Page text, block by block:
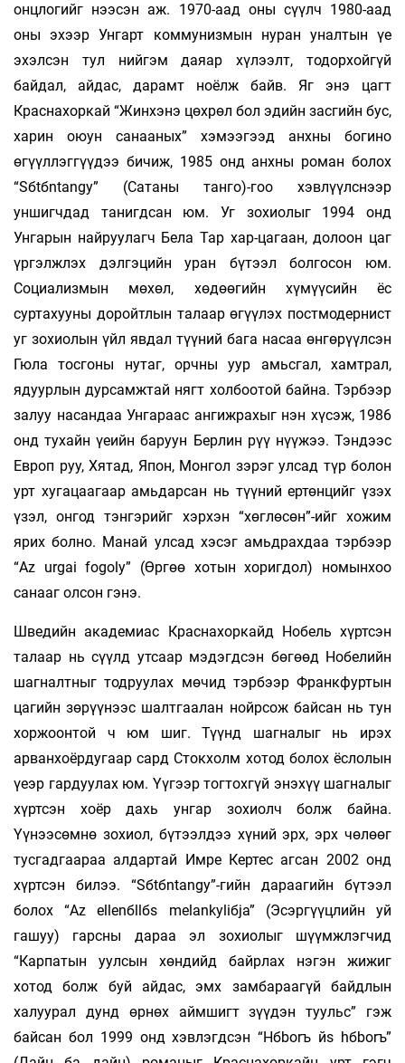
онцлогийг нээсэн аж. 1970-аад оны сүүлч 1980-аад
оны эхээр Унгарт коммунизмын нуран уналтын үе
эхэлсэн тул нийгэм даяар хүлээлт, тодорхойгүй
байдал, айдас, дарамт ноёлж байв. Яг энэ цагт
Краснахоркай “Жинхэнэ цөхрөл бол эдийн засгийн бус,
харин оюун санааных” хэмээгээд анхны богино
өгүүллэггүүдээ бичиж, 1985 онд анхны роман болох
“Sбtбntangу” (Сатаны танго)-гоо хэвлүүлснээр
уншигчдад танигдсан юм. Уг зохиолыг 1994 онд
Унгарын найруулагч Бела Тар хар-цагаан, долоон цаг
үргэлжлэх дэлгэцийн уран бүтээл болгосон юм.
Социализмын мөхөл, хөдөөгийн хүмүүсийн ёс
суртахууны доройтлын талаар өгүүлэх постмодернист
уг зохиолын үйл явдал түүний бага насаа өнгөрүүлсэн
Гюла тосгоны нутаг, орчны уур амьсгал, хамтрал,
ядуурлын дурсамжтай нягт холбоотой байна. Тэрбээр
залуу насандаа Унгараас ангижрахыг нэн хүсэж, 1986
онд тухайн үеийн баруун Берлин рүү нүүжээ. Тэндээс
Европ руу, Хятад, Япон, Монгол зэрэг улсад түр болон
урт хугацаагаар амьдарсан нь түүний ертөнцийг үзэх
үзэл, онгод тэнгэрийг хэрхэн “хөглөсөн”-ийг хожим
ярих болно. Манай улсад хэсэг амьдрахдаа тэрбээр
“Az urgai fogoly” (Өргөө хотын хоригдол) номынхоо
санааг олсон гэнэ.
Шведийн академиас Краснахоркайд Нобель хүртсэн
талаар нь сүүлд утсаар мэдэгдсэн бөгөөд Нобелийн
шагналтныг тодруулах мөчид тэрбээр Франкфуртын
цагийн зөрүүнээс шалтгаалан нойрсож байсан нь тун
хоржоонтой ч юм шиг. Түүнд шагналыг нь ирэх
арванхоёрдугаар сард Стокхолм хотод болох ёслолын
үеэр гардуулах юм. Үүгээр тогтохгүй энэхүү шагналыг
хүртсэн хоёр дахь унгар зохиолч болж байна.
Үүнээсөмнө зохиол, бүтээлдээ хүний эрх, эрх чөлөөг
тусгадгаараа алдартай Имре Кертес агсан 2002 онд
хүртсэн билээ. “Sбtбntangу”-гийн дараагийн бүтээл
болох “Az ellenбllбs melankуliбja” (Эсэргүүцлийн уй
гашуу) гарсны дараа эл зохиолыг шүүмжлэгчид
“Карпатын уулсын хөндийд байрлах нэгэн жижиг
хотод болж буй айдас, эмх замбараагүй байдлын
халуурал дунд өрнөх аймшигт зүүдэн туульс” гэж
байсан бол 1999 онд хэвлэгдсэн “Hбborъ йs hбborъ”